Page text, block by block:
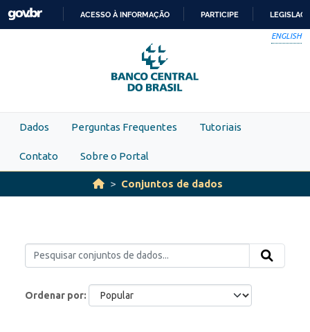
Skip to main content
PARA
O
CONTEÚDO
ACESSO À INFORMAÇÃO PARTICIPE
ENGLISH
Dados Perguntas Frequentes Tutoriais
Contato Sobre o Portal
Conjuntos de dados
Ordenar por